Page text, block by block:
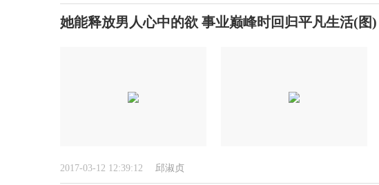
她能释放男人心中的欲 事业巅峰时回归平凡生活(图)
2017-03-12 12:39:12 邱淑贞